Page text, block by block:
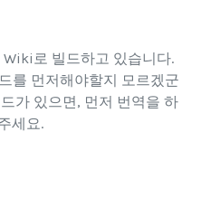
로 빌드하고 있습니다.
를 먼저해야할지 모르겠군
가 있으면, 먼저 번역을 하
세요.